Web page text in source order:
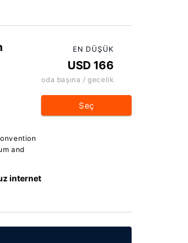
and
internet
EN DÜŞÜK
USD 166
oda başına / gecelik
Seç